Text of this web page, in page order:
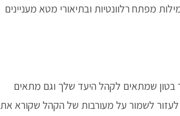
מפתח רלוונטיות ובתיאורי מטא מעניינים
בטון שמתאים לקהל היעד שלך וגם מתאים
לשמור על מעורבות של הקהל שקורא את